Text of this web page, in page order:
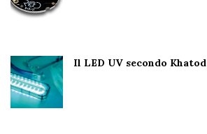
Il LED UV secondo